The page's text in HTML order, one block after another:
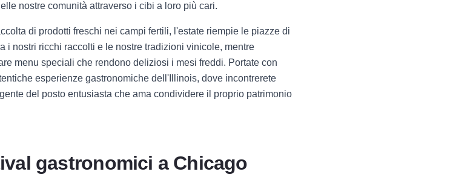
nostre comunità attraverso i cibi a loro più cari.
di prodotti freschi nei campi fertili, l'estate riempie le piazze di
i nostri ricchi raccolti e le nostre tradizioni vinicole, mentre
menu speciali che rendono deliziosi i mesi freddi. Portate con
esperienze gastronomiche dell'Illinois, dove incontrerete
del posto entusiasta che ama condividere il proprio patrimonio
gastronomici a Chicago